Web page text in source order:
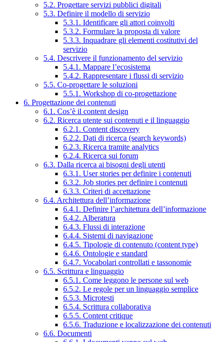
5.2. Progettare servizi pubblici digitali
5.3. Definire il modello di servizio
5.3.1. Identificare gli attori coinvolti
5.3.2. Formulare la proposta di valore
5.3.3. Inquadrare gli elementi costitutivi del
servizio
5.4. Descrivere il funzionamento del servizio
5.4.1. Mappare l’ecosistema
5.4.2. Rappresentare i flussi di servizio
5.5. Co-progettare le soluzioni
5.5.1. Workshop di co-progettazione
6. Progettazione dei contenuti
6.1. Cos’è il content design
6.2. Ricerca utente sui contenuti e il linguaggio
6.2.1. Content discovery
6.2.2. Dati di ricerca (search keywords)
6.2.3. Ricerca tramite analytics
6.2.4. Ricerca sui forum
6.3. Dalla ricerca ai bisogni degli utenti
6.3.1. User stories per definire i contenuti
6.3.2. Job stories per definire i contenuti
6.3.3. Criteri di accettazione
6.4. Architettura dell’informazione
6.4.1. Definire l’architettura dell’informazione
6.4.2. Alberatura
6.4.3. Flussi di interazione
6.4.4. Sistemi di navigazione
6.4.5. Tipologie di contenuto (content type)
6.4.6. Ontologie e standard
6.4.7. Vocabolari controllati e tassonomie
6.5. Scrittura e linguaggio
6.5.1. Come leggono le persone sul web
6.5.2. Le regole per un linguaggio semplice
6.5.3. Microtesti
6.5.4. Scrittura collaborativa
6.5.5. Content critique
6.5.6. Traduzione e localizzazione dei contenuti
6.6. Documenti